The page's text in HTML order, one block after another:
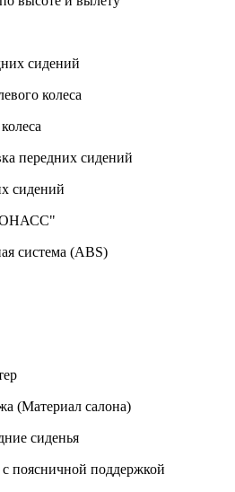
сидений
колеса
передних сидений
сидений
система (ABS)
(Материал салона)
сиденья
поясничной поддержкой